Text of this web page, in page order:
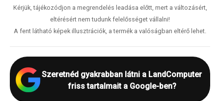
Kérjük, tájékozódjon a megrendelés leadása előtt, mert a változásért,
eltérésért nem tudunk felelősséget vállalni!
A fent látható képek illusztrációk, a termék a valóságban eltérő lehet.
Szeretnéd gyakrabban látni a LandComputer
friss tartalmait a Google-ben?